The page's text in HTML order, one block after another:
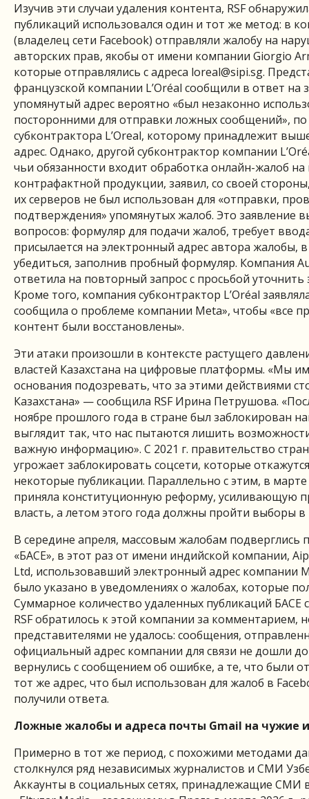
Изучив эти случаи удаления контента, RSF
публикаций использовался один и тот же метод: в
(владелец сети Facebook) отправляли жалобу на
авторских прав, якобы от имени компании Giorgio
которые отправлялись с адреса loreal@sipi.sg.
французской компании L’Oréal сообщили в ответ на
упомянутый адрес вероятно «был незаконно
посторонними для отправки ложных сообщений»,
субконтрактора L’Oreal, которому принадлежит
адрес. Однако, другой субконтрактор компании
чьи обязанности входит обработка онлайн-жалоб
контрафактной продукции, заявил, со своей
их серверов не был использован для «отправки,
подтверждения» упомянутых жалоб. Это заявление
вопросов: формуляр для подачи жалоб, требует
присылается на электронный адрес автора жалобы, в
убедиться, заполнив пробный формуляр. Компания
ответила на повторный запрос с просьбой уточнить
Кроме того, компания субконтрактор L’Oréal
сообщила о проблеме компании Meta», чтобы «все
контент были восстановлены».
Эти атаки произошли в контексте растущего
властей Казахстана на цифровые платформы. «Мы
основания подозревать, что за этими действиями
Казахстана» — сообщила RSF Ирина Петрушова.
ноябре прошлого года в стране был заблокирован
выглядит так, что нас пытаются лишить
важную информацию». С 2021 г. правительство
угрожает заблокировать соцсети, которые
некоторые публикации. Параллельно с этим, в марте
приняла конституционную реформу, усиливающую
власть, а летом этого года должны пройти выборы
В середине апреля, массовым жалобам подверглись
«БАСЕ», в этот раз от имени индийской компании,
Ltd, использовавший электронный адрес компании
было указано в уведомлениях о жалобах, которые
Суммарное количество удаленных публикаций БАСЕ
RSF обратилось к этой компании за комментарием,
представителями не удалось: сообщения,
официальный адрес компании для связи не дошли до
вернулись с сообщением об ошибке, а те, что были
тот же адрес, что был использован для жалоб в
получили ответа.
Ложные жалобы и адреса почты Gmail на чужие
Примерно в тот же период, с похожими методами
столкнулся ряд независимых журналистов и СМИ
Аккаунты в социальных сетях, принадлежащие СМИ